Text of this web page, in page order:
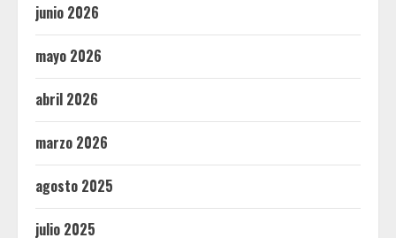
junio 2026
mayo 2026
abril 2026
marzo 2026
agosto 2025
julio 2025